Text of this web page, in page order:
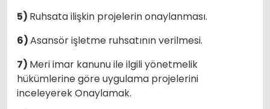
5) Ruhsata ilişkin projelerin onaylanması.
6)Asansör işletme ruhsatının verilmesi.
7) Meri imar kanunu ile ilgili yönetmelik
hükümlerine göre uygulama projelerini
inceleyerek Onaylamak.